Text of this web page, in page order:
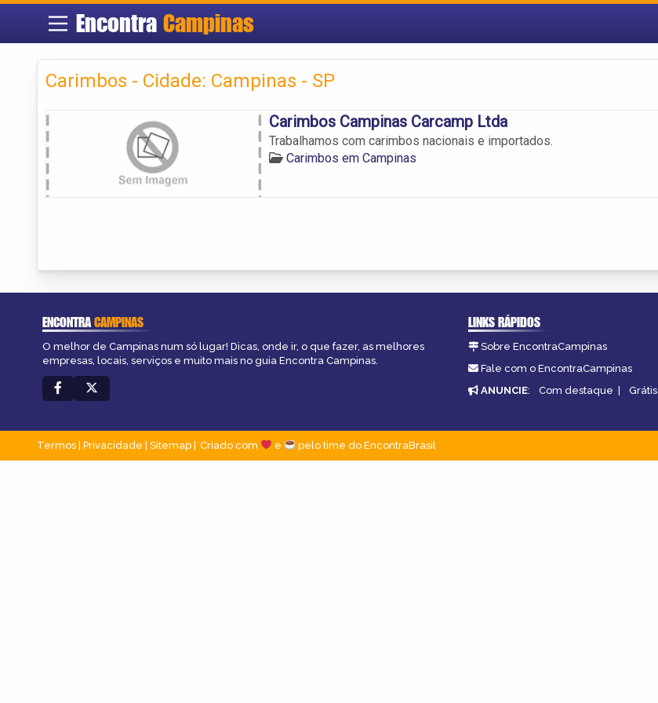
EncontraCampinas
Carimbos - Cidade: Campinas - SP
Carimbos Campinas Carcamp Ltda
Trabalhamos com carimbos nacionais e importados.
Carimbos em Campinas
ENCONTRACAMPINAS
O melhor de Campinas num só lugar! Dicas, onde ir, o que fazer, as melhores
empresas, locais, serviços e muito mais no guia Encontra Campinas.
LINKS RÁPIDOS
Sobre EncontraCampinas
Fale com o EncontraCampinas
ANUNCIE: Com destaque | Grátis
Termos Privacidade Sitemap Criado com e pelo time do EncontraBrasil